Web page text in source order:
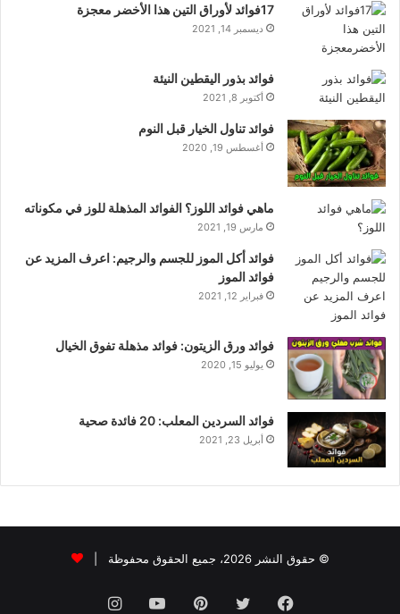
17فوائد لأوراق التين هذا الأخضر معجزة
ديسمبر 14, 2021
فوائد بذور اليقطين النيئة
أكتوبر 8, 2021
فوائد تناول الخيار قبل النوم
أغسطس 19, 2020
ماهي فوائد اللوز؟ الفوائد المذهلة للوز في مكوناته
مارس 19, 2021
فوائد أكل الموز للجسم والرجيم: اعرف المزيد عن
فوائد الموز
فبراير 12, 2021
فوائد ورق الزيتون: فوائد مذهلة تفوق الخيال
يوليو 15, 2020
فوائد السردين المعلب: 20 فائدة صحية
أبريل 23, 2021
© حقوق النشر 2026، جميع الحقوق محفوظة |
فيسبوك تويتر بينتيريستيوتيوبانستقرام